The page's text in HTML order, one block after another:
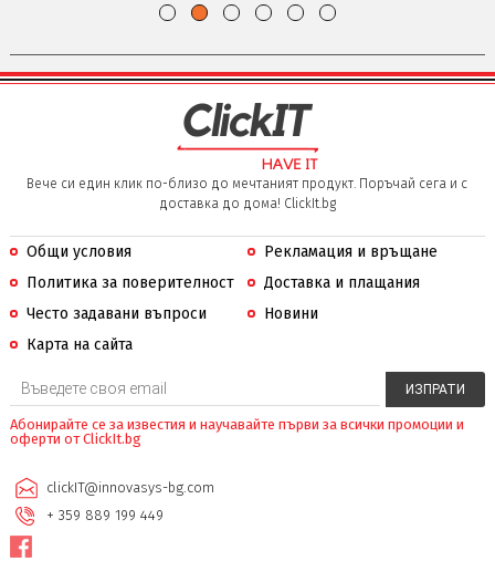
Вече си един клик по-близо до мечтаният продукт. Поръчай сега и с
доставка до дома! ClickIt.bg
Общи условия
Рекламация и връщане
Политика за поверителност
Доставка и плащания
Често задавани въпроси
Новини
Карта на сайта
Абонирайте се за известия и научавайте първи за всички промоции и
оферти от ClickIt.bg
clickIT@innovasys-bg.com
+ 359 889 199 449